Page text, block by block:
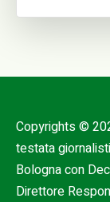
Copyrights ©
testata
Bologna con
Direttore